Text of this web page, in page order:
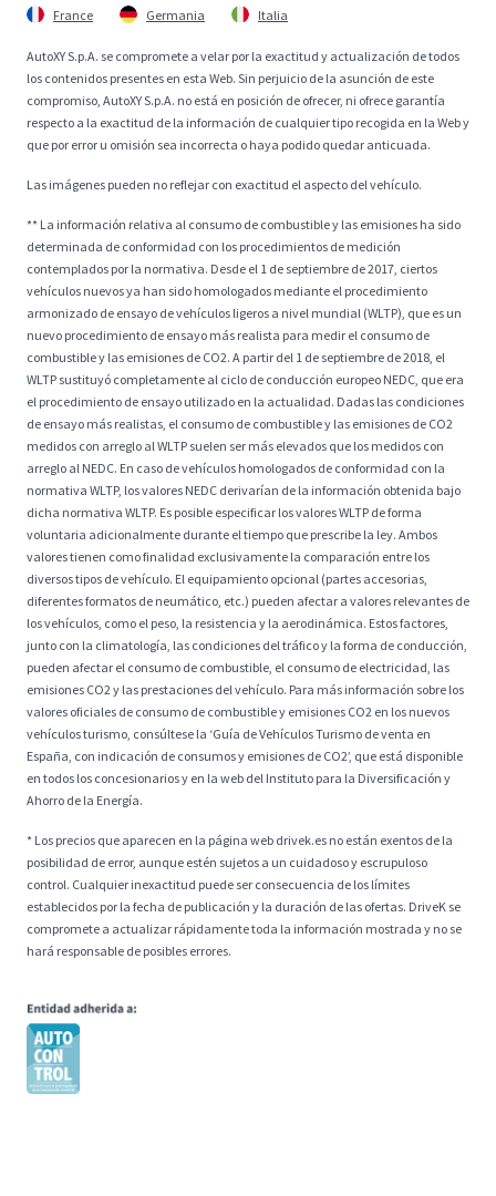
France Germania Italia
AutoXY S.p.A. se compromete a velar por la exactitud y actualización de todos
los contenidos presentes en esta Web. Sin perjuicio de la asunción de este
compromiso, AutoXY S.p.A. no está en posición de ofrecer, ni ofrece garantía
respecto a la exactitud de la información de cualquier tipo recogida en la Web y
que por error u omisión sea incorrecta o haya podido quedar anticuada.
Las imágenes pueden no reflejar con exactitud el aspecto del vehículo.
** La información relativa al consumo de combustible y las emisiones ha sido
determinada de conformidad con los procedimientos de medición
contemplados por la normativa. Desde el 1 de septiembre de 2017, ciertos
vehículos nuevos ya han sido homologados mediante el procedimiento
armonizado de ensayo de vehículos ligeros a nivel mundial (WLTP), que es un
nuevo procedimiento de ensayo más realista para medir el consumo de
combustible y las emisiones de CO2. A partir del 1 de septiembre de 2018, el
WLTP sustituyó completamente al ciclo de conducción europeo NEDC, que era
el procedimiento de ensayo utilizado en la actualidad. Dadas las condiciones
de ensayo más realistas, el consumo de combustible y las emisiones de CO2
medidos con arreglo al WLTP suelen ser más elevados que los medidos con
arreglo al NEDC. En caso de vehículos homologados de conformidad con la
normativa WLTP, los valores NEDC derivarían de la información obtenida bajo
dicha normativa WLTP. Es posible especificar los valores WLTP de forma
voluntaria adicionalmente durante el tiempo que prescribe la ley. Ambos
valores tienen como finalidad exclusivamente la comparación entre los
diversos tipos de vehículo. El equipamiento opcional (partes accesorias,
diferentes formatos de neumático, etc.) pueden afectar a valores relevantes de
los vehículos, como el peso, la resistencia y la aerodinámica. Estos factores,
junto con la climatología, las condiciones del tráfico y la forma de conducción,
pueden afectar el consumo de combustible, el consumo de electricidad, las
emisiones CO2 y las prestaciones del vehículo. Para más información sobre los
valores oficiales de consumo de combustible y emisiones CO2 en los nuevos
vehículos turismo, consúltese la ‘Guía de Vehículos Turismo de venta en
España, con indicación de consumos y emisiones de CO2’, que está disponible
en todos los concesionarios y en la web del Instituto para la Diversificación y
Ahorro de la Energía.
* Los precios que aparecen en la página web drivek.es no están exentos de la
posibilidad de error, aunque estén sujetos a un cuidadoso y escrupuloso
control. Cualquier inexactitud puede ser consecuencia de los límites
establecidos por la fecha de publicación y la duración de las ofertas. DriveK se
compromete a actualizar rápidamente toda la información mostrada y no se
hará responsable de posibles errores.